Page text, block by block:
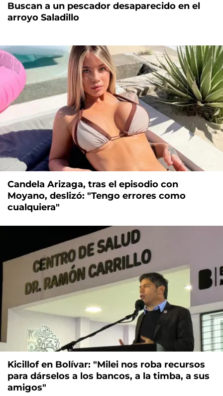
Buscan a un pescador desaparecido en el
arroyo Saladillo
Candela Arizaga, tras el episodio con
Moyano, deslizó: "Tengo errores como
cualquiera"
Kicillof en Bolívar: "Milei nos roba recursos
para dárselos a los bancos, a la timba, a sus
amigos"